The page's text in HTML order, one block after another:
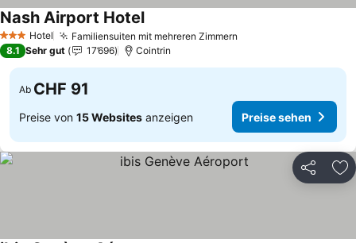
3 SterneHotel Familiensuiten mit mehreren Zimmern
Nash Airport HotelPreise sehen
8.1 Sehr gut 17’696 Cointrin
Ab CHF 91
Preise von 15 Websites anzeigen Preise sehen
Teilen